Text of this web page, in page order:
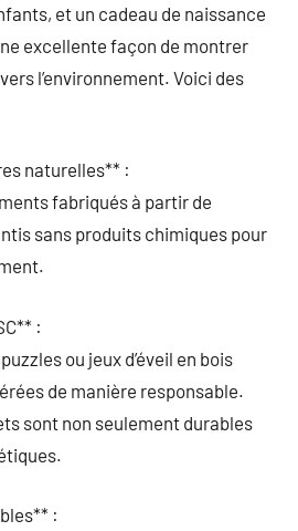
et un cadeau de naissance
excellente façon de montrer
l’environnement. Voici des
naturelles** :
fabriqués à partir de
sans produits chimiques pour
:
ou jeux d’éveil en bois
de manière responsable.
sont non seulement durables
: